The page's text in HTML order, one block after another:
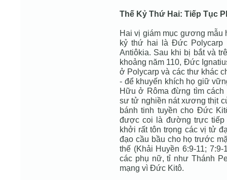
Thế Kỷ Thứ Hai: Tiếp Tục
Hai vị giám mục gương
kỷ thứ hai là Ðức Polycarp
Antiôkia. Sau khi bị bắt và
khoảng năm 110, Ðức
ở Polycarp và các thư khác
- để khuyến khích họ giữ
Hữu ở Rôma đừng tìm
sư tử nghiền nát xương thịt
bánh tinh tuyền cho Ðức
được coi là đường trực tiếp
khởi rất tôn trọng các vị tử
đạo cầu bầu cho họ trước
thế (Khải Huyền 6:9-11;
các phụ nữ, tỉ như Thánh
mạng vì Ðức Kitô.